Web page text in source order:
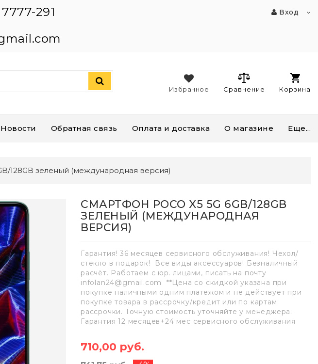
291
Вход
Корзина
Сравнение
Избранное
Новости Обратная связь Оплата и доставка О магазине Еще...
128GB зеленый (международная версия)
СМАРТФОН POCO X5 5G 6GB/128GB
ЗЕЛЕНЫЙ (МЕЖДУНАРОДНАЯ
ВЕРСИЯ)
Гарантия! 36 месяцев сервисного обслуживания! Чехол/
стекло в подарок! Все виды аксессуаров! Безналичный
расчёт. Работаем с юр. лицами, писать на почту
infolan24@gmail.com **Цена со скидкой указана при
покупке наличными одним платежом и не действует при
покупке товара в рассрочку/кредит или по картам
рассрочки. Точную стоимость уточняйте у менеджера.
Гарантия 12 месяцев+24 мес сервисного обслуживания
710,00 руб.